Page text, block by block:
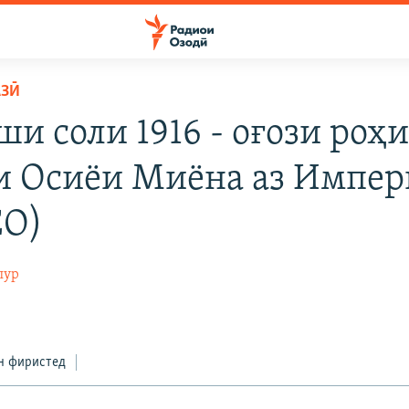
соли 1916 - оғози роҳи
Осиёи Миёна аз
фиристед